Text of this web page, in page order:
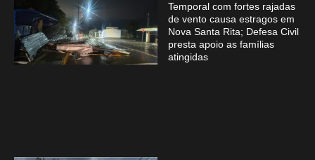
Temporal com fortes rajadas
de vento causa estragos em
Nova Santa Rita; Defesa Civil
presta apoio as famílias
atingidas